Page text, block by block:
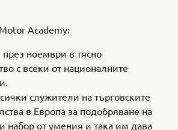
Academy:
ноември в тясно
с всеки от националните
служители на търговските
в Европа за подобряване на
набор от умения и така им дава